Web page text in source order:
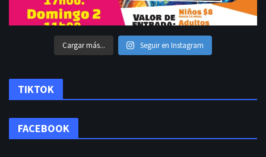
Cargar más... Seguir en Instagram
TIKTOK
FACEBOOK